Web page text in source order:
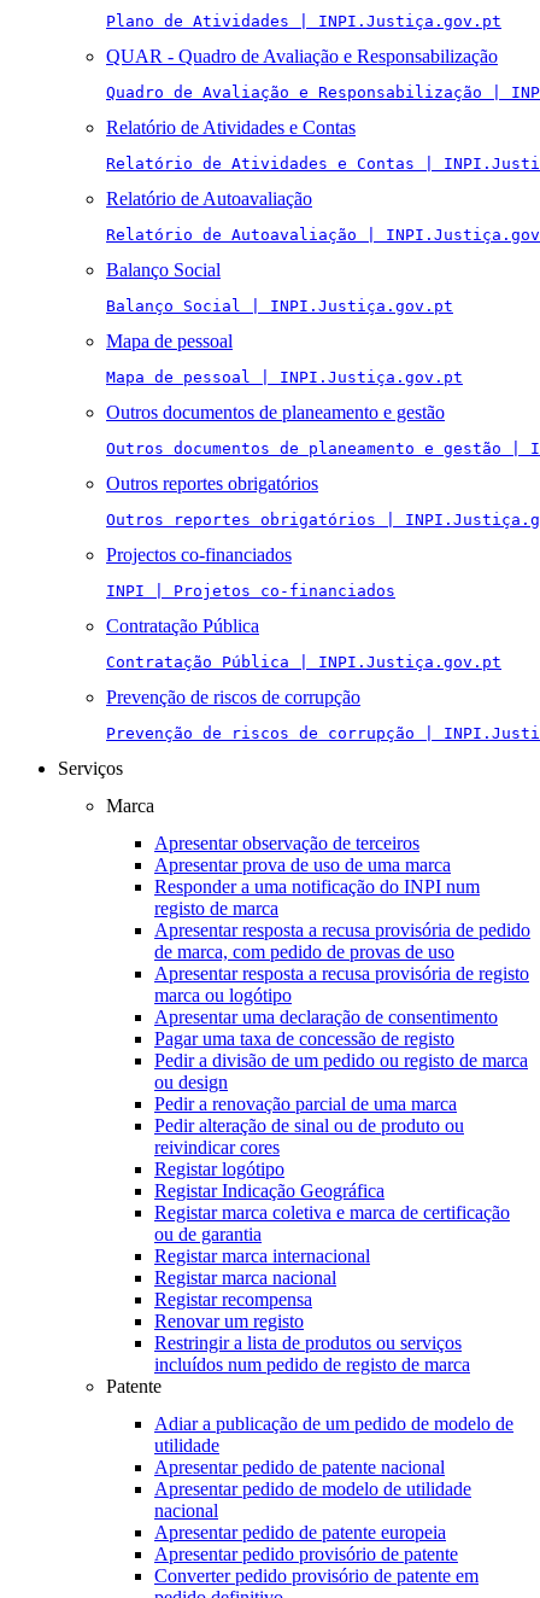
Plano de Atividades | INPI.Justiça.gov.pt
QUAR - Quadro de Avaliação e Responsabilização
Quadro de Avaliação e Responsabilização |
Relatório de Atividades e Contas
Relatório de Atividades e Contas |
Relatório de Autoavaliação
Relatório de Autoavaliação |
Balanço Social
Balanço Social | INPI.Justiça.gov.pt
Mapa de pessoal
Mapa de pessoal | INPI.Justiça.gov.pt
Outros documentos de planeamento e gestão
Outros documentos de planeamento e gestão
Outros reportes obrigatórios
Outros reportes obrigatórios |
Projectos co-financiados
INPI | Projetos co-financiados
Contratação Pública
Contratação Pública | INPI.Justiça.gov.pt
Prevenção de riscos de corrupção
Prevenção de riscos de corrupção |
Serviços
Marca
Apresentar observação de terceiros
Apresentar prova de uso de uma marca
Responder a uma notificação do INPI num
registo de marca
Apresentar resposta a recusa provisória de pedido
de marca, com pedido de provas de uso
Apresentar resposta a recusa provisória de registo
marca ou logótipo
Apresentar uma declaração de consentimento
Pagar uma taxa de concessão de registo
Pedir a divisão de um pedido ou registo de marca
ou design
Pedir a renovação parcial de uma marca
Pedir alteração de sinal ou de produto ou
reivindicar cores
Registar logótipo
Registar Indicação Geográfica
Registar marca coletiva e marca de certificação
ou de garantia
Registar marca internacional
Registar marca nacional
Registar recompensa
Renovar um registo
Restringir a lista de produtos ou serviços
incluídos num pedido de registo de marca
Patente
Adiar a publicação de um pedido de modelo de
utilidade
Apresentar pedido de patente nacional
Apresentar pedido de modelo de utilidade
nacional
Apresentar pedido de patente europeia
Apresentar pedido provisório de patente
Converter pedido provisório de patente em